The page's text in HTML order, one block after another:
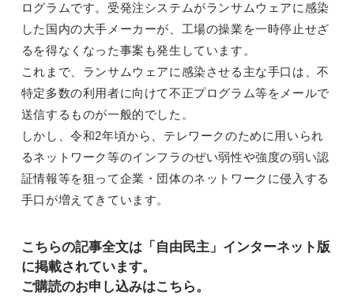
ログラムです。受発注システムがランサムウェアに感染
した国内の大手メーカーが、工場の操業を一時停止せざ
るを得なくなった事案も発生しています。
これまで、ランサムウェアに感染させる主な手口は、不
特定多数の利用者に向けて不正プログラム等をメールで
送信するものが一般的でした。
しかし、令和2年頃から、テレワークのために用いられ
るネットワーク等のインフラのぜい弱性や強度の弱い認
証情報等を狙って企業・団体のネットワークに侵入する
手口が増えてきています。
こちらの記事全文は「自由民主」インターネット版
に掲載されています。
ご購読のお申し込みはこちら。